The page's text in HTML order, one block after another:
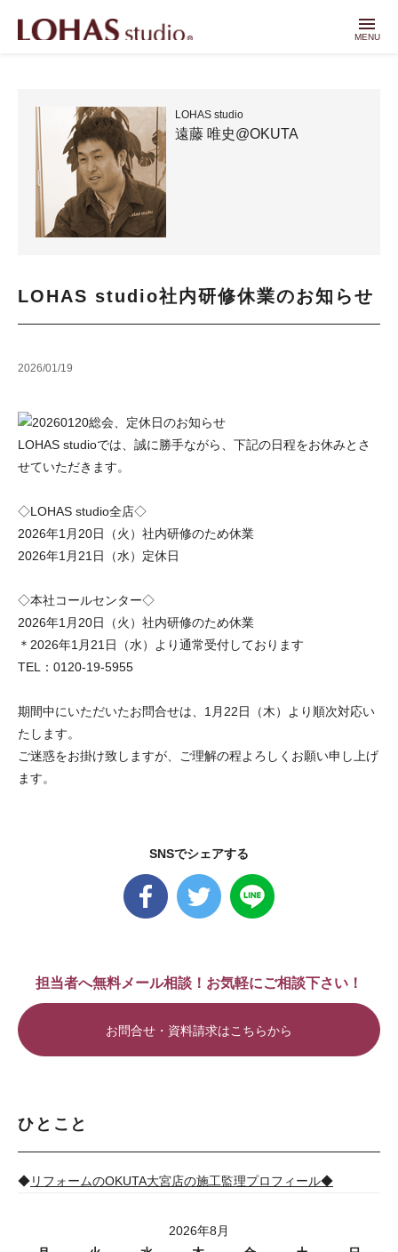
menu
MENU
LOHAS studio
遠藤 唯史@OKUTA
LOHAS studio社内研修休業のお知らせ
2026/01/19
LOHAS studioでは、誠に勝手ながら、下記の日程をお休みとさ
せていただきます。
◇LOHAS studio全店◇
2026年1月20日（火）社内研修のため休業
2026年1月21日（水）定休日
◇本社コールセンター◇
2026年1月20日（火）社内研修のため休業
＊2026年1月21日（水）より通常受付しております
TEL：0120-19-5955
期間中にいただいたお問合せは、1月22日（木）より順次対応い
たします。
ご迷惑をお掛け致しますが、ご理解の程よろしくお願い申し上げ
ます。
SNSでシェアする
担当者へ無料メール相談！お気軽にご相談下さい！
お問合せ・資料請求はこちらから
ひとこと
◆リフォームのOKUTA大宮店の施工監理プロフィール◆
2026年8月